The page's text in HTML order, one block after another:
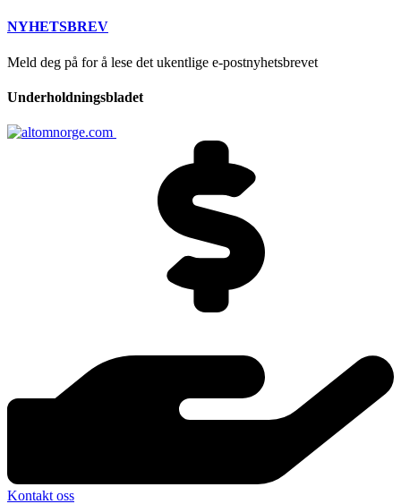
NYHETSBREV
Meld deg på for å lese det ukentlige e-postnyhetsbrevet
Underholdningsbladet
Kontakt oss